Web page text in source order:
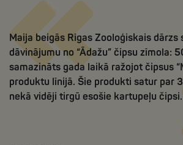
Maija beigās Rīgas Zooloģiskais dārzs
dāvinājumu no “Ādažu” čipsu zīmola:
samazināts gada laikā ražojot čipsus
produktu līnijā. Šie produkti satur par
nekā vidēji tirgū esošie kartupeļu čipsi.